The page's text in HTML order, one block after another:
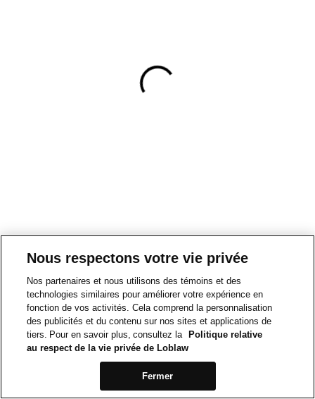
Nous respectons votre vie privée
Nos partenaires et nous utilisons des témoins et des
technologies similaires pour améliorer votre expérience en
fonction de vos activités. Cela comprend la personnalisation
des publicités et du contenu sur nos sites et applications de
tiers. Pour en savoir plus, consultez la
Politique relative
au respect de la vie privée de Loblaw
Fermer